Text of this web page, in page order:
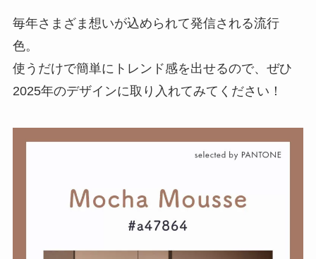
毎年さまざま想いが込められて発信される流行
色。
使うだけで簡単にトレンド感を出せるので、ぜひ
2025年のデザインに取り入れてみてください！